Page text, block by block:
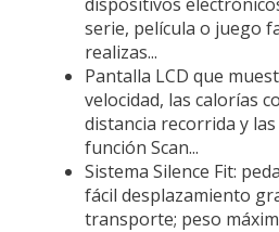
serie, película o juego
realizas...
Pantalla LCD que
velocidad, las calorías
distancia recorrida y
función Scan...
Sistema Silence Fit:
fácil desplazamiento
transporte; peso